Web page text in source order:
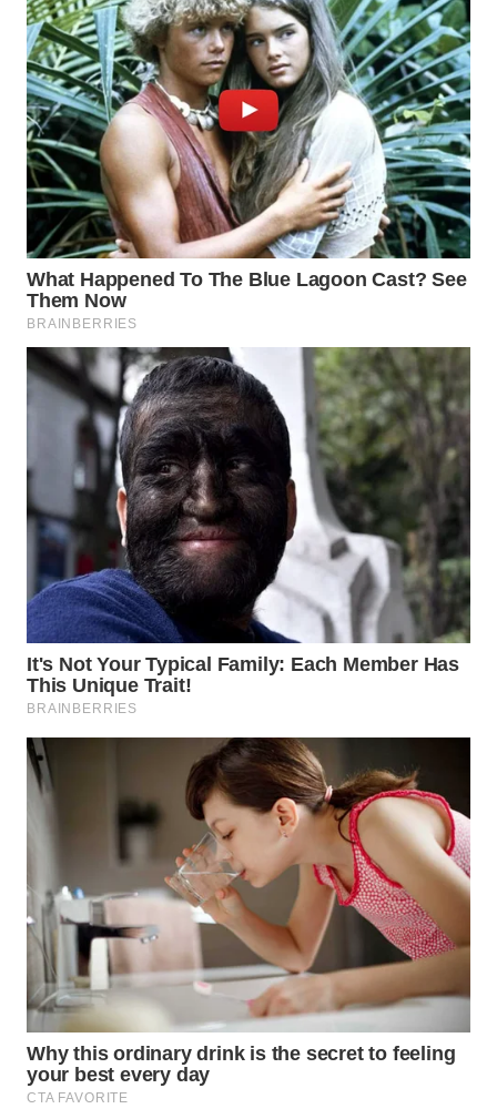
WN
LABUHANBATU
WN
TAPANULI
TENGAH
WN DELI
SERDANG
WN
TEBING
TINGGI
WN
PAKPAK
WN
KARAWANG
WN
BEKASI
WN
BOGOR
WN
DEPOK
WN
SAMOSIR
WN
PADANG
LAWAS